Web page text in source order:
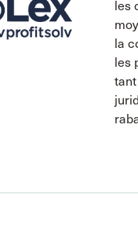
les
la
les